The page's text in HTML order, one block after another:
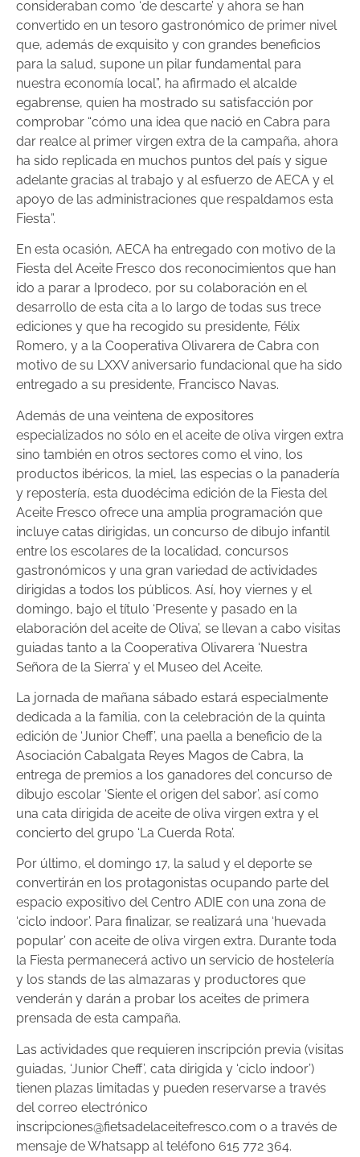
consideraban como ‘de descarte’ y ahora se han
convertido en un tesoro gastronómico de primer nivel
que, además de exquisito y con grandes beneficios
para la salud, supone un pilar fundamental para
nuestra economía local”, ha afirmado el alcalde
egabrense, quien ha mostrado su satisfacción por
comprobar “cómo una idea que nació en Cabra para
dar realce al primer virgen extra de la campaña, ahora
ha sido replicada en muchos puntos del país y sigue
adelante gracias al trabajo y al esfuerzo de AECA y el
apoyo de las administraciones que respaldamos esta
Fiesta”.
En esta ocasión, AECA ha entregado con motivo de la
Fiesta del Aceite Fresco dos reconocimientos que han
ido a parar a Iprodeco, por su colaboración en el
desarrollo de esta cita a lo largo de todas sus trece
ediciones y que ha recogido su presidente, Félix
Romero, y a la Cooperativa Olivarera de Cabra con
motivo de su LXXV aniversario fundacional que ha sido
entregado a su presidente, Francisco Navas.
Además de una veintena de expositores
especializados no sólo en el aceite de oliva virgen extra
sino también en otros sectores como el vino, los
productos ibéricos, la miel, las especias o la panadería
y repostería, esta duodécima edición de la Fiesta del
Aceite Fresco ofrece una amplia programación que
incluye catas dirigidas, un concurso de dibujo infantil
entre los escolares de la localidad, concursos
gastronómicos y una gran variedad de actividades
dirigidas a todos los públicos. Así, hoy viernes y el
domingo, bajo el título ‘Presente y pasado en la
elaboración del aceite de Oliva’, se llevan a cabo visitas
guiadas tanto a la Cooperativa Olivarera ‘Nuestra
Señora de la Sierra’ y el Museo del Aceite.
La jornada de mañana sábado estará especialmente
dedicada a la familia, con la celebración de la quinta
edición de ‘Junior Cheff’, una paella a beneficio de la
Asociación Cabalgata Reyes Magos de Cabra, la
entrega de premios a los ganadores del concurso de
dibujo escolar ‘Siente el origen del sabor’, así como
una cata dirigida de aceite de oliva virgen extra y el
concierto del grupo ‘La Cuerda Rota’.
Por último, el domingo 17, la salud y el deporte se
convertirán en los protagonistas ocupando parte del
espacio expositivo del Centro ADIE con una zona de
‘ciclo indoor’. Para finalizar, se realizará una ‘huevada
popular’ con aceite de oliva virgen extra. Durante toda
la Fiesta permanecerá activo un servicio de hostelería
y los stands de las almazaras y productores que
venderán y darán a probar los aceites de primera
prensada de esta campaña.
Las actividades que requieren inscripción previa (visitas
guiadas, ‘Junior Cheff’, cata dirigida y ‘ciclo indoor’)
tienen plazas limitadas y pueden reservarse a través
del correo electrónico
inscripciones@fietsadelaceitefresco.com o a través de
mensaje de Whatsapp al teléfono 615 772 364.